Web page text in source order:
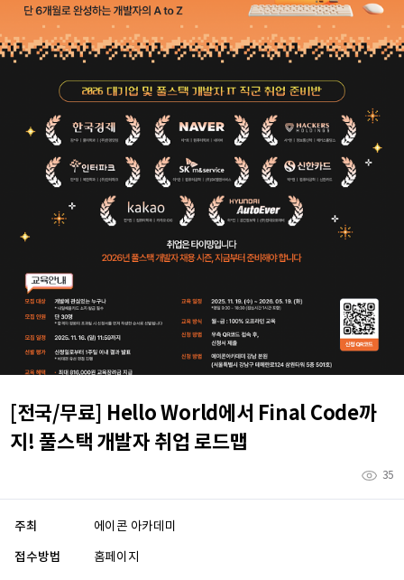
[전국/무료] Hello World에서 Final Code까
지! 풀스택 개발자 취업 로드맵
35
주최 에이콘 아카데미
접수방법 홈페이지